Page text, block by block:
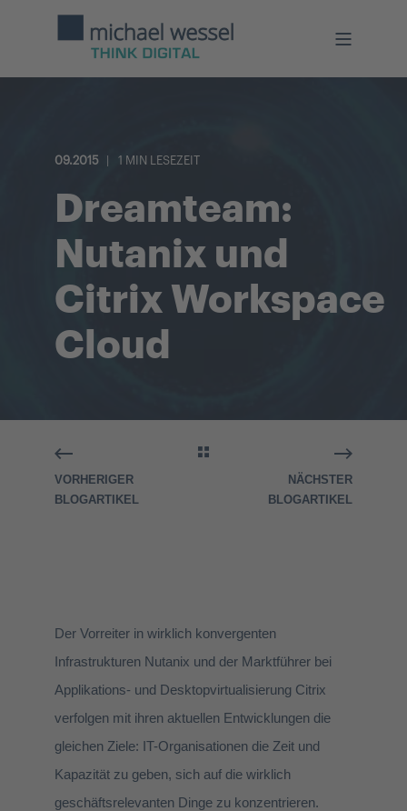
09.2015 1 MIN LESEZEIT
Dreamteam:
Nutanix und
Citrix Workspace
Cloud
VORHERIGER
BLOGARTIKEL
NÄCHSTER
BLOGARTIKEL
Der Vorreiter in wirklich konvergenten
Infrastrukturen Nutanix und der Marktführer bei
Applikations- und Desktopvirtualisierung Citrix
verfolgen mit ihren aktuellen Entwicklungen die
gleichen Ziele: IT-Organisationen die Zeit und
Kapazität zu geben, sich auf die wirklich
geschäftsrelevanten Dinge zu konzentrieren.